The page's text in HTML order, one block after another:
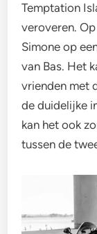
Temptation
veroveren.
Simone op
van Bas. Het
vrienden met
de duidelijke
kan het ook
tussen de